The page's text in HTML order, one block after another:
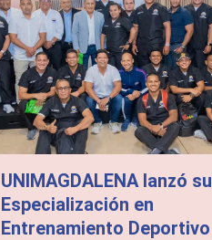
UNIMAGDALENA lanzó su
Especialización en
Entrenamiento Deportivo